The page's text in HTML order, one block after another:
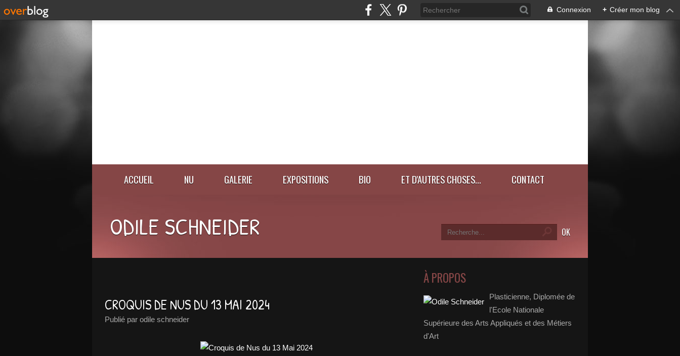
Connexion + Créer mon blog
ACCUEIL NU GALERIE EXPOSITIONS BIO ET D'AUTRES CHOSES... CONTACT
ODILE SCHNEIDER
CROQUIS DE NUS DU 13 MAI 2024
Publié par odile schneider
À PROPOS
Plasticienne, Diplomée de
l'Ecole Nationale
Supérieure des Arts Appliqués et des Métiers
d'Art